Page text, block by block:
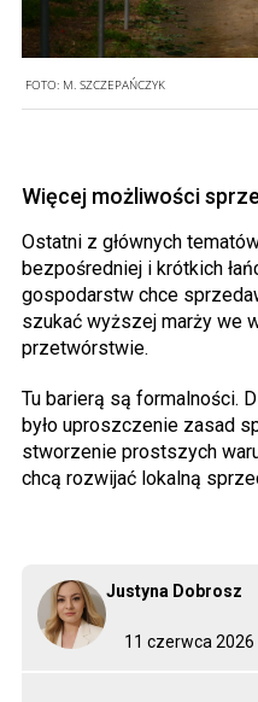
11 czerwca 2026
Justyna Dobrosz
FOTO: M. SZCZEPAŃCZYK
Więcej możliwości
Ostatni z głównych
bezpośredniej i krótkich
gospodarstw chce
szukać wyższej marży we
przetwórstwie.
Tu barierą są formalności.
było uproszczenie zasad
stworzenie prostszych
chcą rozwijać lokalną